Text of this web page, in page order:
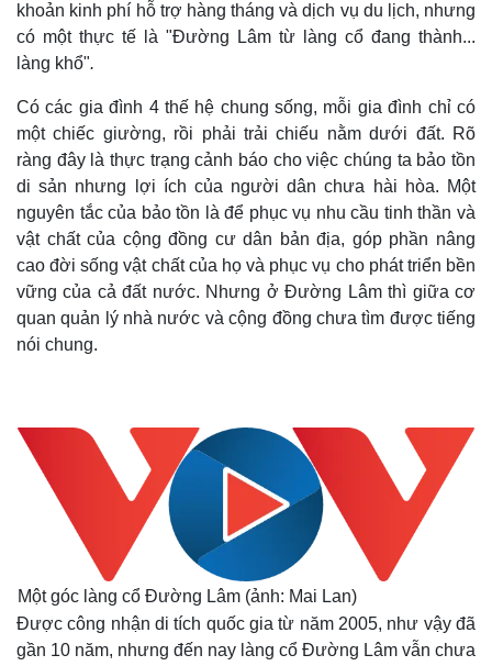
khoản kinh phí hỗ trợ hàng tháng và dịch vụ du lịch, nhưng
có một thực tế là "Đường Lâm từ làng cổ đang thành...
làng khổ".
Có các gia đình 4 thế hệ chung sống, mỗi gia đình chỉ có
một chiếc giường, rồi phải trải chiếu nằm dưới đất. Rõ
ràng đây là thực trạng cảnh báo cho việc chúng ta bảo tồn
di sản nhưng lợi ích của người dân chưa hài hòa. Một
nguyên tắc của bảo tồn là để phục vụ nhu cầu tinh thần và
vật chất của cộng đồng cư dân bản địa, góp phần nâng
cao đời sống vật chất của họ và phục vụ cho phát triển bền
vững của cả đất nước. Nhưng ở Đường Lâm thì giữa cơ
quan quản lý nhà nước và cộng đồng chưa tìm được tiếng
nói chung.
Một góc làng cổ Đường Lâm (ảnh: Mai Lan)
Được công nhận di tích quốc gia từ năm 2005, như vậy đã
gần 10 năm, nhưng đến nay làng cổ Đường Lâm vẫn chưa